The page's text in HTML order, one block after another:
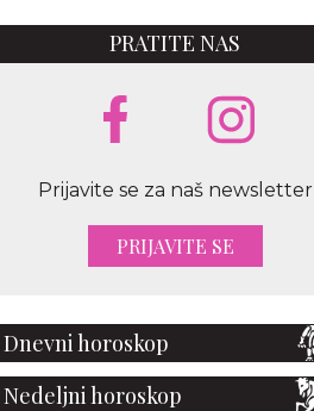
PRATITE NAS
Prijavite se za naš newsletter
PRIJAVITE SE
Dnevni horoskop
Nedeljni horoskop